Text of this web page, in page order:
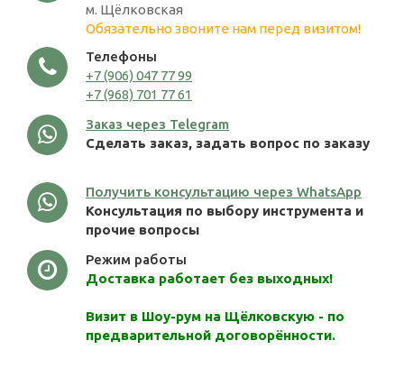
м. Щёлковская
Обязательно звоните нам перед визитом!
Телефоны
+7 (906) 047 77 99
+7 (968) 701 77 61
Заказ через Telegram
Сделать заказ, задать вопрос по заказу
Получить консультацию через WhatsApp
Консультация по выбору инструмента и
прочие вопросы
Режим работы
Доставка работает без выходных!
Визит в Шоу-рум на Щёлковскую - по
предварительной договорённости.